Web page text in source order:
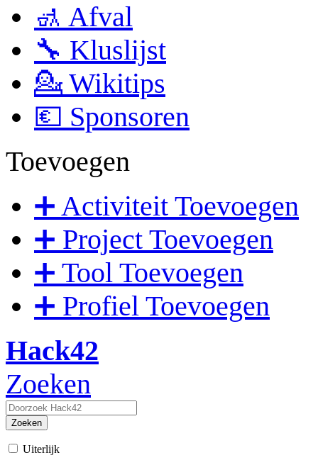
🚮 Afval
🔧 Kluslijst
💁 Wikitips
💶 Sponsoren
Toevoegen
➕ Activiteit Toevoegen
➕ Project Toevoegen
➕ Tool Toevoegen
➕ Profiel Toevoegen
Hack42
Zoeken
Zoeken
Uiterlijk